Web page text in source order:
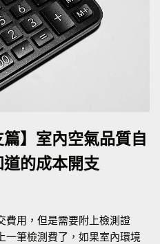
篇】室內空氣品質自
的成本開支
費用，但是需要附上檢測證
一筆檢測費了，如果室內環境